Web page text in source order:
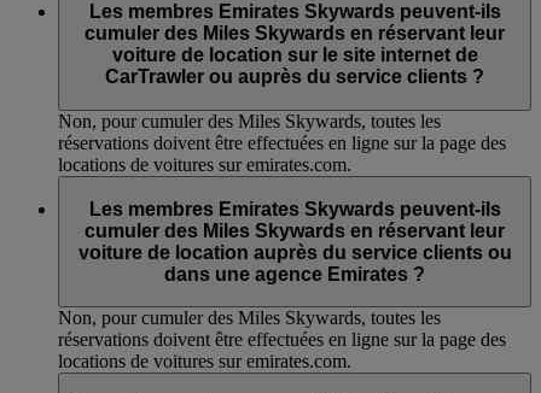
Les membres Emirates Skywards peuvent-ils
cumuler des Miles Skywards en réservant leur
voiture de location sur le site internet de
CarTrawler ou auprès du service clients ?
Non, pour cumuler des Miles Skywards, toutes les
réservations doivent être effectuées en ligne sur la page des
locations de voitures sur emirates.com.
Les membres Emirates Skywards peuvent-ils
cumuler des Miles Skywards en réservant leur
voiture de location auprès du service clients ou
dans une agence Emirates ?
Non, pour cumuler des Miles Skywards, toutes les
réservations doivent être effectuées en ligne sur la page des
locations de voitures sur emirates.com.